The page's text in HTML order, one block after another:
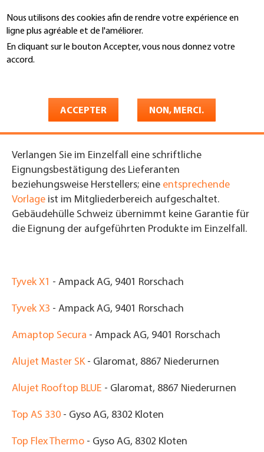
Nous utilisons des cookies afin de rendre votre expérience en
ligne plus agréable et de l'améliorer.
En cliquant sur le bouton Accepter, vous nous donnez votre
accord.
ACCEPTER NON, MERCI.
au
contenu
principal
Recherche
You
Erhöhte Beanspruchung
Verlangen Sie im Einzelfall eine schriftliche
Eignungsbestätigung des Lieferanten
beziehungsweise Herstellers; eine entsprechende
Vorlage ist im Mitgliederbereich aufgeschaltet.
Gebäudehülle Schweiz übernimmt keine Garantie für
die Eignung der aufgeführten Produkte im Einzelfall.
Tyvek X1 - Ampack AG, 9401 Rorschach
Tyvek X3 - Ampack AG, 9401 Rorschach
Amaptop Secura - Ampack AG, 9401 Rorschach
Alujet Master SK- Glaromat, 8867 Niederurnen
Alujet Rooftop BLUE - Glaromat, 8867 Niederurnen
Top AS 330 - Gyso AG, 8302 Kloten
Top Flex Thermo - Gyso AG, 8302 Kloten